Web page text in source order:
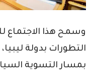
وسمح هذا الاجتماع
التطورات بدولة
بمسار التسوية